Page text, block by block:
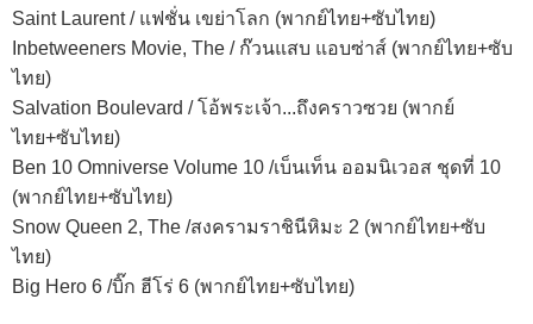
Saint Laurent / แฟชั่น เขย่าโลก (พากย์ไทย+ซับไทย)
Inbetweeners Movie, The / ก๊วนแสบ แอบซ่าส์ (พากย์ไทย+ซับ
ไทย)
Salvation Boulevard / โอ้พระเจ้า...ถึงคราวซวย (พากย์
ไทย+ซับไทย)
Ben 10 Omniverse Volume 10 /เบ็นเท็น ออมนิเวอส ชุดที่ 10
(พากย์ไทย+ซับไทย)
Snow Queen 2, The /สงครามราชินีหิมะ 2 (พากย์ไทย+ซับ
ไทย)
Big Hero 6 /บิ๊ก ฮีโร่ 6 (พากย์ไทย+ซับไทย)